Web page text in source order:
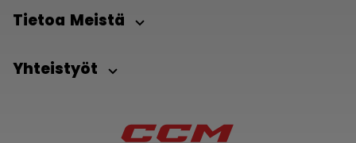
Tietoa Meistä
Yhteistyöt